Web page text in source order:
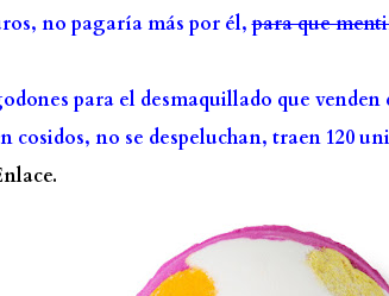
no pagaría más por él,para que
para el desmaquillado que
cosidos, no se despeluchan, traen 120